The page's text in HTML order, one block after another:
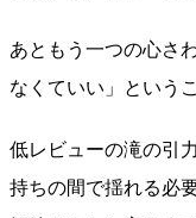
あともう一つの心さ
なくていい」という
低レビューの滝の引
持ちの間で揺れる必